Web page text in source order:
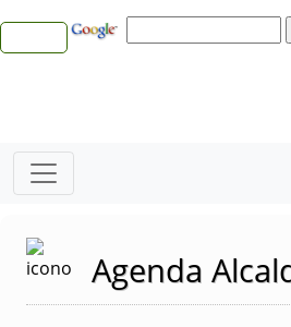
Agenda